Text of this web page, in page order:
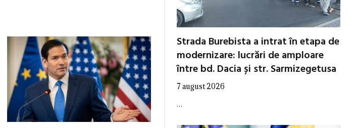
Strada Burebista a intrat în etapa de
modernizare: lucrări de amploare
între bd. Dacia și str. Sarmizegetusa
7 august 2026
…